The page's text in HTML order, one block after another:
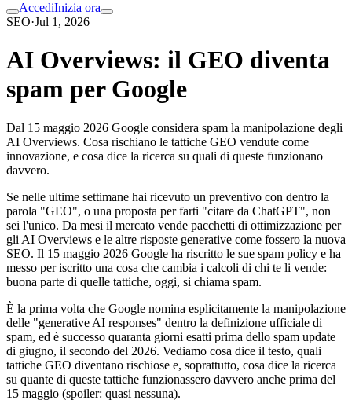
AccediInizia ora
SEO·Jul 1, 2026
AI Overviews: il GEO diventa
spam per Google
Dal 15 maggio 2026 Google considera spam la manipolazione degli
AI Overviews. Cosa rischiano le tattiche GEO vendute come
innovazione, e cosa dice la ricerca su quali di queste funzionano
davvero.
Se nelle ultime settimane hai ricevuto un preventivo con dentro la
parola "GEO", o una proposta per farti "citare da ChatGPT", non
sei l'unico. Da mesi il mercato vende pacchetti di ottimizzazione per
gli AI Overviews e le altre risposte generative come fossero la nuova
SEO. Il 15 maggio 2026 Google ha riscritto le sue spam policy e ha
messo per iscritto una cosa che cambia i calcoli di chi te li vende:
buona parte di quelle tattiche, oggi, si chiama spam.
È la prima volta che Google nomina esplicitamente la manipolazione
delle "generative AI responses" dentro la definizione ufficiale di
spam, ed è successo quaranta giorni esatti prima dello spam update
di giugno, il secondo del 2026. Vediamo cosa dice il testo, quali
tattiche GEO diventano rischiose e, soprattutto, cosa dice la ricerca
su quante di queste tattiche funzionassero davvero anche prima del
15 maggio (spoiler: quasi nessuna).